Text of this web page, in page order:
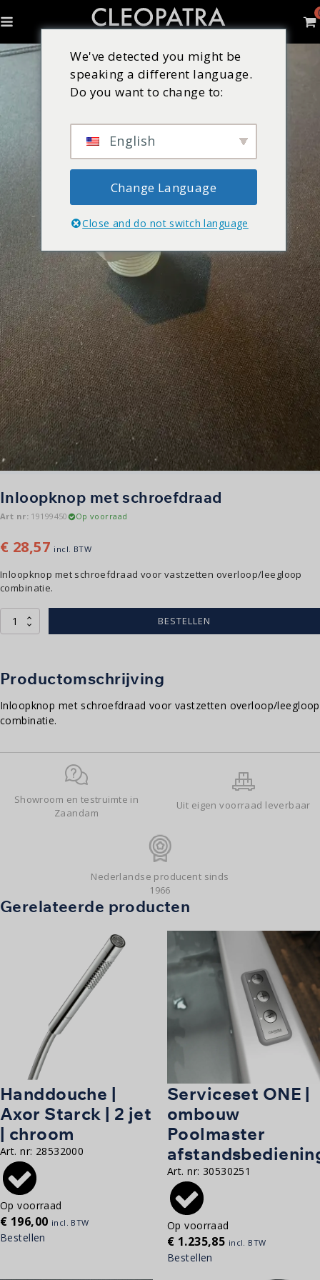
Inloopknop met schroefdraad
Art nr: 19199450 Op voorraad
€ 28,57 incl. BTW
Inloopknop met schroefdraad voor vastzetten overloop/leegloop
combinatie.
Inloopknop
met
BESTELLEN
Productomschrijving
Inloopknop met schroefdraad voor vastzetten overloop/leegloop
combinatie.
Showroom en testruimte in
Zaandam
Uit eigen voorraad leverbaar
Nederlandse producent sinds
1966
Gerelateerde producten
Handdouche |
Axor Starck | 2 jet
| chroom
Art. nr: 28532000
Op voorraad
€ 196,00 incl. BTW
Bestellen
Serviceset ONE |
ombouw
Poolmaster
Art. nr: 30530251
Op voorraad
€ 1.235,85 incl. BTW
Bestellen
We've detected you might be
speaking a different language.
Do you want to change to:
English
Change Language
Close and do not switch language